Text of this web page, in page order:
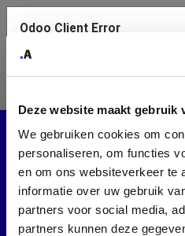
Deze website maakt gebruik
We gebruiken cookies om
personaliseren, om functies
en om ons websiteverkeer te
informatie over uw gebruik
partners voor social media,
partners kunnen deze
Events
Tech Belgium
Upcoming Events
Odoo Client Error
service.
See details